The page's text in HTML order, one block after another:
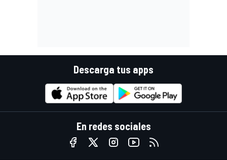
Descarga tus apps
En redes sociales